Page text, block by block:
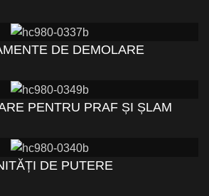
DE DEMOLARE
PENTRU PRAF ȘI ȘLAM
DE PUTERE